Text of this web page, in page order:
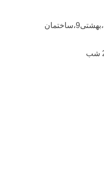
گیلان ، لاهیجان ، شیشه گران،بهشتی9،ساختمان